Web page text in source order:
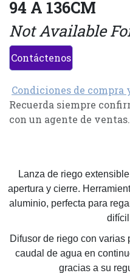
94 A 136CM
Not Available
Contáctenos
Condiciones de compra
Recuerda siempre
con un agente de ventas.
Lanza de riego
apertura y cierre.
aluminio, perfecta para
Difusor de riego con varias
caudal de agua en
gracias a su